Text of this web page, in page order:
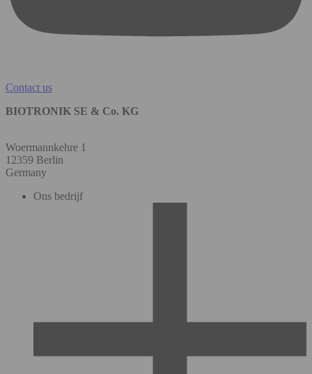
Contact us
BIOTRONIK SE & Co. KG
Woermannkehre 1
12359 Berlin
Germany
Ons bedrijf